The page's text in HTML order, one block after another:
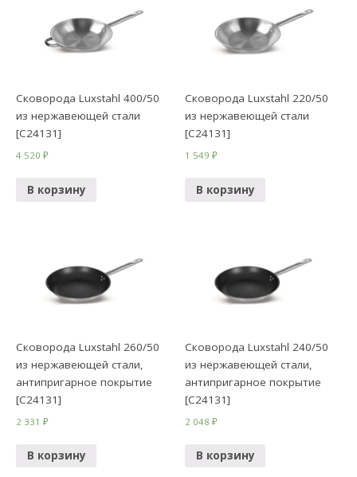
Сковорода Luxstahl 400/50
из нержавеющей стали
[C24131]
4 520₽
В корзину
Сковорода Luxstahl 220/50
из нержавеющей стали
[C24131]
1 549₽
В корзину
Сковорода Luxstahl 260/50
из нержавеющей стали,
антипригарное покрытие
[C24131]
2 331₽
В корзину
Сковорода Luxstahl 240/50
из нержавеющей стали,
антипригарное покрытие
[C24131]
2 048₽
В корзину